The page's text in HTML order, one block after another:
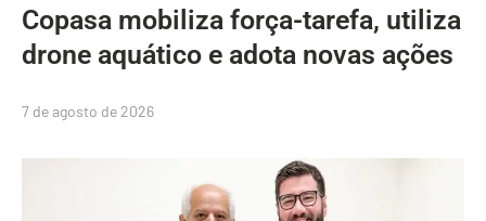
Copasa mobiliza força-tarefa, utiliza
drone aquático e adota novas ações
7 de agosto de 2026